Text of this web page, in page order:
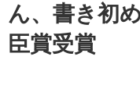
ん、書き初
臣賞受賞